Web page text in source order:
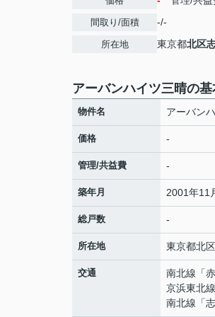
間取り/面積 -/-
所在地 東京都北区
アーバンハイツ三晴の基
物件名 アーバン
価格 -
管理/共益費 -
築年月 2001年11
総戸数 -
所在地 東京都北区
交通 南北線 「
京浜東北線
南北線 「